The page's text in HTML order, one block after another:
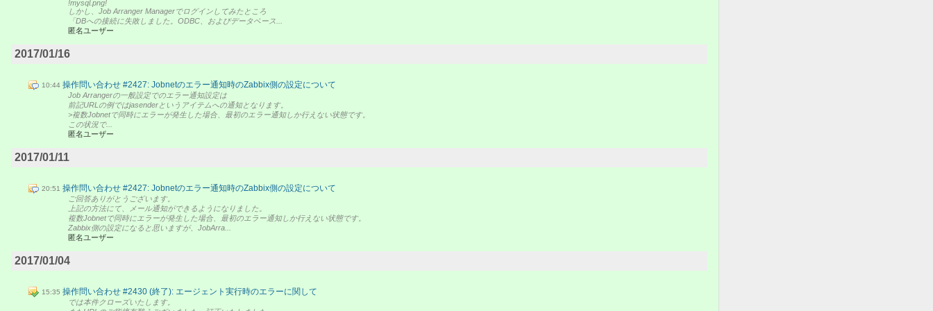
!mysql.png!
しかし、Job Arranger Managerでログインしてみたところ
「DBへの接続に失敗しました。ODBC、およびデータベース...
匿名ユーザー
2017/01/16
10:44 操作問い合わせ #2427: Jobnetのエラー通知時のZabbix側の設定について
Job Arrangerの一般設定でのエラー通知設定は
前記URLの例ではjasenderというアイテムへの通知となります。
>複数Jobnetで同時にエラーが発生した場合、最初のエラー通知しか行えない状態です。
この状況で...
匿名ユーザー
2017/01/11
20:51 操作問い合わせ #2427: Jobnetのエラー通知時のZabbix側の設定について
ご回答ありがとうございます。
上記の方法にて、メール通知ができるようになりました。
複数Jobnetで同時にエラーが発生した場合、最初のエラー通知しか行えない状態です。
Zabbix側の設定になると思いますが、JobArra...
匿名ユーザー
2017/01/04
15:35 操作問い合わせ #2430 (終了): エージェント実行時のエラーに関して
では本件クローズいたします。